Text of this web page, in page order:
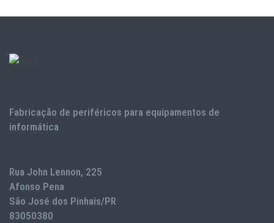
Fabricação de periféricos para equipamentos de
informática
Rua John Lennon, 225
Afonso Pena
São José dos Pinhais/PR
83050380